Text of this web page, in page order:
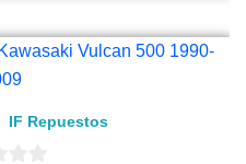
IF Repuestos